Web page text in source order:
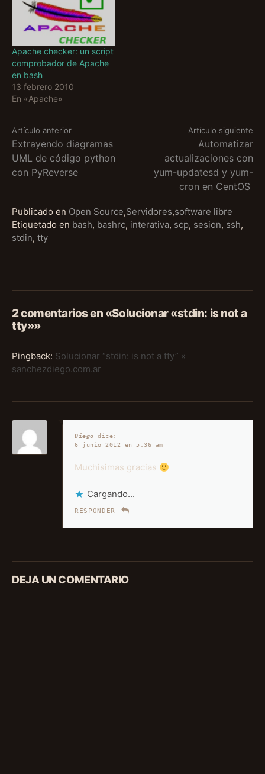
bibliotecas esten
disponibles al realizar
nuestros programas,
debemos agregarlas al
classpath del sistema.
JFlex y…
Apache checker: un script
comprobador de Apache
en bash
13 febrero 2010
En «Apache»
Seguir
leyendo
Artículo anterior
Extrayendo diagramas
UML de código python
con PyReverse
Artículo siguiente
Automatizar
actualizaciones con
yum-updatesd y yum-
cron en CentOS
Publicado en Open Source,Servidores,software libre
Etiquetado en bash, bashrc, interativa, scp, sesion, ssh,
stdin, tty
2 comentarios en «Solucionar «stdin: is not a
tty»»
Pingback: Solucionar “stdin: is not a tty” «
sanchezdiego.com.ar
Diego
dice:
6 junio 2012 en 5:36 am
Muchisimas gracias
Cargando...
RESPONDER
DEJA UN COMENTARIO